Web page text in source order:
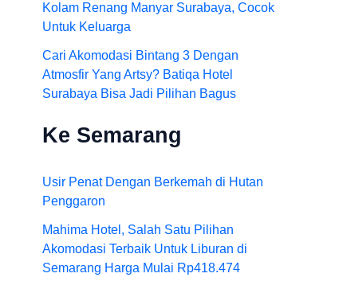
Kolam Renang Manyar Surabaya, Cocok
Untuk Keluarga
Cari Akomodasi Bintang 3 Dengan
Atmosfir Yang Artsy? Batiqa Hotel
Surabaya Bisa Jadi Pilihan Bagus
Ke Semarang
Usir Penat Dengan Berkemah di Hutan
Penggaron
Mahima Hotel, Salah Satu Pilihan
Akomodasi Terbaik Untuk Liburan di
Semarang Harga Mulai Rp418.474